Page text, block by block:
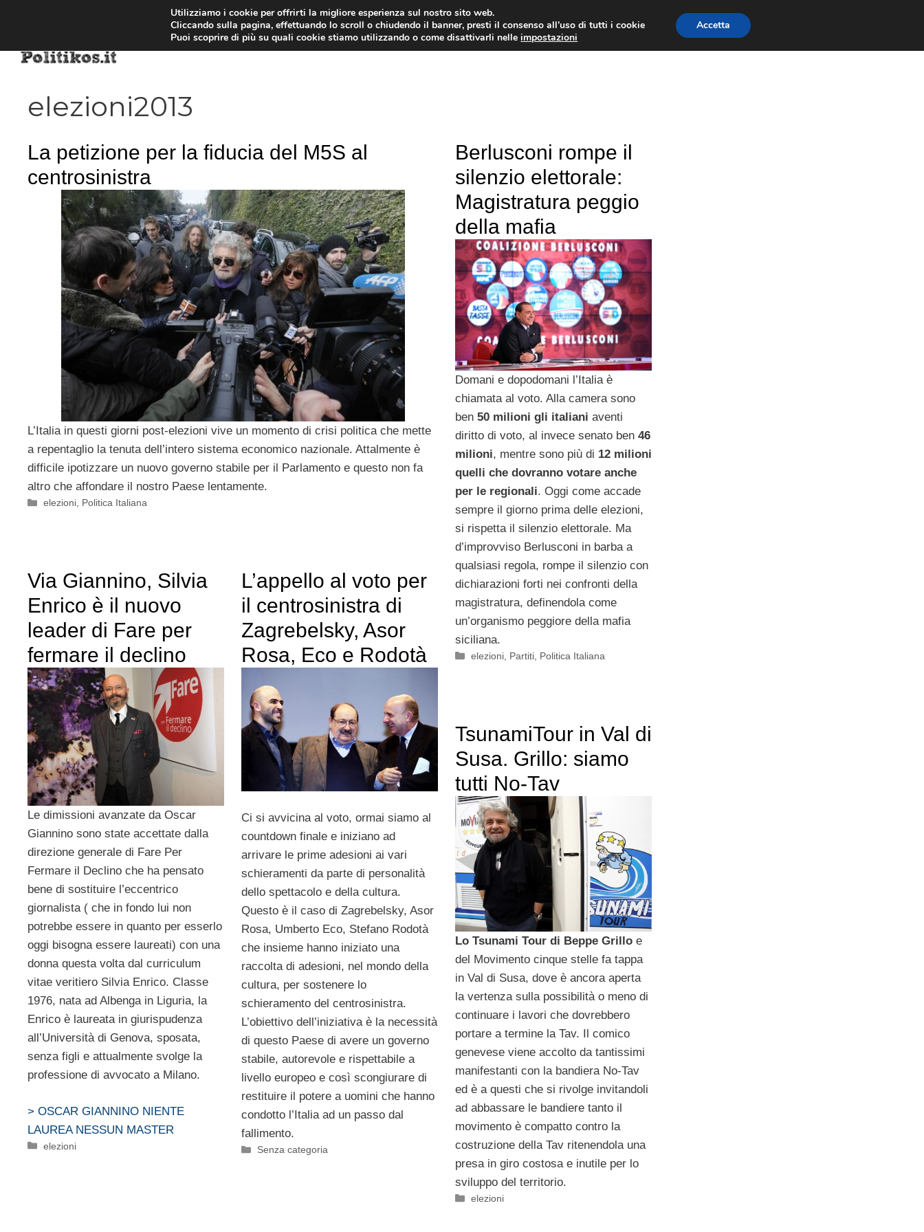
AMMINISTRAZIONE PUBBLICA ECONOMIA EUROPEA ECONOMIA ITALIANA
elezioni2013
La petizione per la fiducia del M5S al
centrosinistra
L’Italia in questi giorni post-elezioni vive un momento di crisi politica che mette
a repentaglio la tenuta dell’intero sistema economico nazionale. Attalmente è
difficile ipotizzare un nuovo governo stabile per il Parlamento e questo non fa
altro che affondare il nostro Paese lentamente.
Categorie
elezioni, Politica Italiana
Berlusconi rompe il
silenzio elettorale:
Magistratura peggio
della mafia
Domani e dopodomani l’Italia è
chiamata al voto. Alla camera sono
ben 50 milioni gli italiani aventi
diritto di voto, al invece senato ben 46
milioni, mentre sono più di 12 milioni
quelli che dovranno votare anche
per le regionali. Oggi come accade
sempre il giorno prima delle elezioni,
si rispetta il silenzio elettorale. Ma
d’improvviso Berlusconi in barba a
qualsiasi regola, rompe il silenzio con
dichiarazioni forti nei confronti della
magistratura, definendola come
un’organismo peggiore della mafia
siciliana.
Categorie
elezioni Partiti Politica Italiana
Via Giannino, Silvia
Enrico è il nuovo
leader di Fare per
fermare il declino
Le dimissioni avanzate da Oscar
Giannino sono state accettate dalla
direzione generale di Fare Per
Fermare il Declino che ha pensato
bene di sostituire l’eccentrico
giornalista ( che in fondo lui non
potrebbe essere in quanto per esserlo
oggi bisogna essere laureati) con una
donna questa volta dal curriculum
vitae veritiero Silvia Enrico. Classe
1976, nata ad Albenga in Liguria, la
Enrico è laureata in giurispudenza
all’Università di Genova, sposata,
senza figli e attualmente svolge la
professione di avvocato a Milano.
> OSCAR GIANNINO NIENTE
LAUREA NESSUN MASTER
Categorie
elezioni
L’appello al voto per
il centrosinistra di
Zagrebelsky, Asor
Rosa, Eco e Rodotà
Ci si avvicina al voto, ormai siamo al
countdown finale e iniziano ad
arrivare le prime adesioni ai vari
schieramenti da parte di personalità
dello spettacolo e della cultura.
Questo è il caso di Zagrebelsky, Asor
Rosa, Umberto Eco, Stefano Rodotà
che insieme hanno iniziato una
raccolta di adesioni, nel mondo della
cultura, per sostenere lo
schieramento del centrosinistra.
L’obiettivo dell’iniziativa è la necessità
di questo Paese di avere un governo
stabile, autorevole e rispettabile a
livello europeo e così scongiurare di
restituire il potere a uomini che hanno
condotto l’Italia ad un passo dal
fallimento.
Categorie
Senza categoria
TsunamiTour in Val di
Susa. Grillo: siamo
tutti No-Tav
Lo Tsunami Tour di Beppe Grilloe
del Movimento cinque stelle fa tappa
in Val di Susa, dove è ancora aperta
la vertenza sulla possibilità o meno di
continuare i lavori che dovrebbero
portare a termine la Tav. Il comico
genevese viene accolto da tantissimi
manifestanti con la bandiera No-Tav
ed è a questi che si rivolge invitandoli
ad abbassare le bandiere tanto il
movimento è compatto contro la
costruzione della Tav ritenendola una
presa in giro costosa e inutile per lo
sviluppo del territorio.
Categorie
elezioni
Utilizziamo i cookie per offrirti la migliore esperienza sul nostro sito web.
Cliccando sulla pagina, effettuando lo scroll o chiudendo il banner, presti il consenso all’uso di tutti i cookie
Puoi scoprire di più su quali cookie stiamo utilizzando o come disattivarli nelleimpostazioni
Accetta